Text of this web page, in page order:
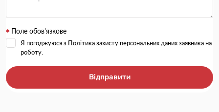
Поле обов'язкове
Я погоджуюся з Політика захисту персональних даних заявника на
роботу.
Відправити